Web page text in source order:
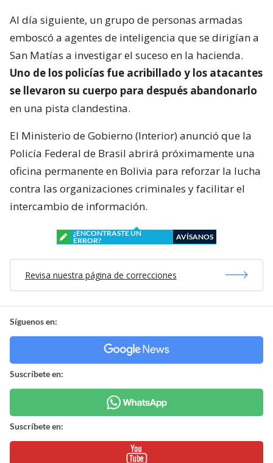
Al día siguiente, un grupo de personas armadas
emboscó a agentes de inteligencia que se dirigían a
San Matías a investigar el suceso en la hacienda.
Uno de los policías fue acribillado y los atacantes
se llevaron su cuerpo para después abandonarlo
en una pista clandestina.
El Ministerio de Gobierno (Interior) anunció que la
Policía Federal de Brasil abrirá próximamente una
oficina permanente en Bolivia para reforzar la lucha
contra las organizaciones criminales y facilitar el
intercambio de información.
¿ENCONTRASTE UN
ERROR?
AVÍSANOS
Revisa nuestra página de correcciones
Síguenos en:
Suscríbete en:
Suscríbete en: